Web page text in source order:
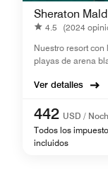
Sheraton
4.5
(2024
Nuestro resort
playas de arena
Ver detalles
442 USD /
Todos los
incluidos